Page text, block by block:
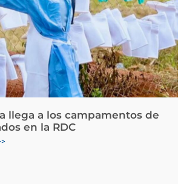
llega a los campamentos de
en la RDC